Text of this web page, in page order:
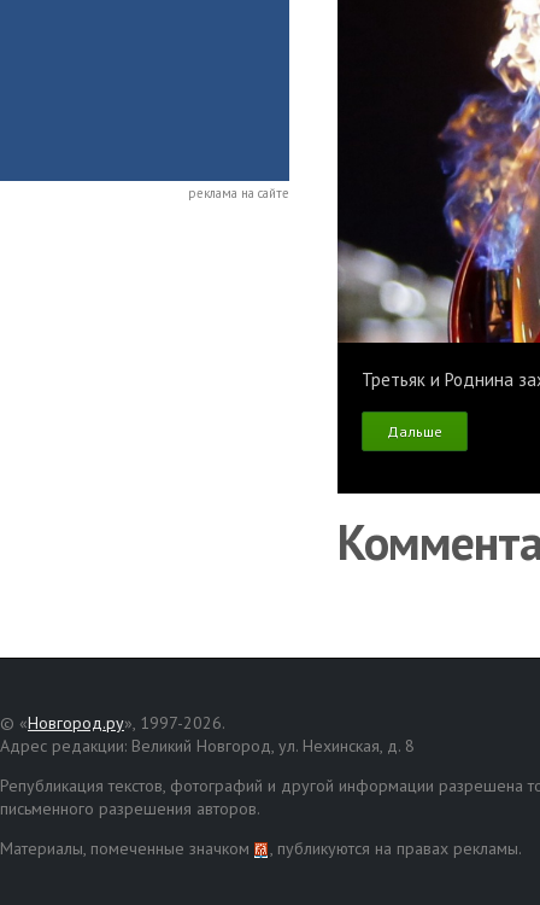
реклама на сайте
Третьяк и Роднина
Дальше
© «Новгород.ру», 1997-2026.
Адрес редакции: Великий Новгород, ул. Нехинская, д. 8
Републикация текстов, фотографий и другой информации разрешена
письменного разрешения авторов.
Материалы, помеченные значком
, публикуются на правах рекламы.